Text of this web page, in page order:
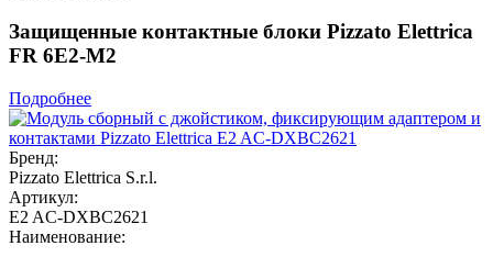
Защищенные контактные блоки Pizzato Elettrica
FR 6E2-M2
Подробнее
Бренд:
Pizzato Elettrica S.r.l.
Артикул:
E2 AC-DXBC2621
Наименование: